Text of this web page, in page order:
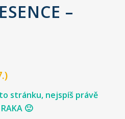
–
stránku, nejspíš právě
🙂